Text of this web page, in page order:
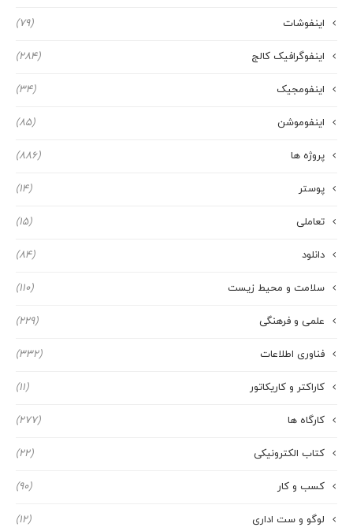
اینفوشات (79)
اینفوگرافیک کالج (284)
اینفومجیک (34)
اینفوموشن (85)
پروژه ها (886)
پوستر (14)
تعاملی (15)
دانلود (84)
سلامت و محیط زیست (110)
علمی و فرهنگی (229)
فناوری اطلاعات (332)
کاراکتر و کاریکاتور (11)
کارگاه ها (277)
کتاب الکترونیکی (22)
کسب و کار (90)
لوگو و ست اداری (12)